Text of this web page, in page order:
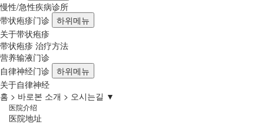
慢性/急性疾病诊所
带状疱疹门诊 하위메뉴
关于带状疱疹
带状疱疹 治疗方法
营养输液门诊
自律神经门诊 하위메뉴
关于自律神经
홈
바로본 소개 오시는길 ▼
医院介绍
医院地址